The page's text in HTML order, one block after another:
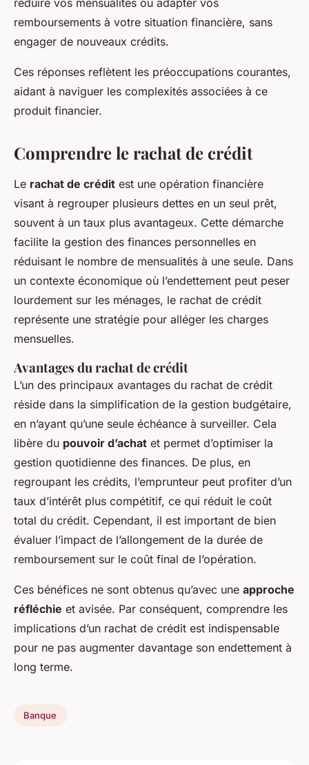
remboursements à votre situation financière, sans
engager de nouveaux crédits.
Ces réponses reflètent les préoccupations courantes,
aidant à naviguer les complexités associées à ce
produit financier.
Comprendre le rachat de crédit
Le rachat de crédit est une opération financière
visant à regrouper plusieurs dettes en un seul prêt,
souvent à un taux plus avantageux. Cette démarche
facilite la gestion des finances personnelles en
réduisant le nombre de mensualités à une seule. Dans
un contexte économique où l’endettement peut peser
lourdement sur les ménages, le rachat de crédit
représente une stratégie pour alléger les charges
mensuelles.
Avantages du rachat de crédit
L’un des principaux avantages du rachat de crédit
réside dans la simplification de la gestion budgétaire,
en n’ayant qu’une seule échéance à surveiller. Cela
libère du pouvoir d’achat et permet d’optimiser la
gestion quotidienne des finances. De plus, en
regroupant les crédits, l’emprunteur peut profiter d’un
taux d’intérêt plus compétitif, ce qui réduit le coût
total du crédit. Cependant, il est important de bien
évaluer l’impact de l’allongement de la durée de
remboursement sur le coût final de l’opération.
Ces bénéfices ne sont obtenus qu’avec une approche
réfléchie et avisée. Par conséquent, comprendre les
implications d’un rachat de crédit est indispensable
pour ne pas augmenter davantage son endettement à
long terme.
Banque